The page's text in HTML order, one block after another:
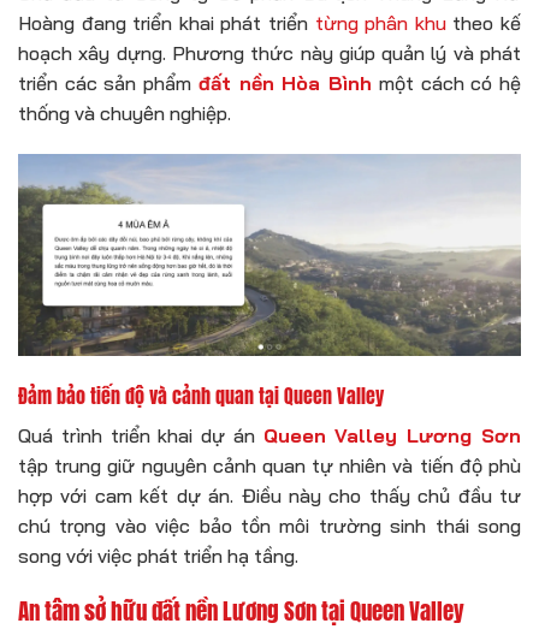
Hoàng đang triển khai phát triển từng phân khutheo kế
hoạch xây dựng. Phương thức này giúp quản lý và phát
triển các sản phẩm đất nền Hòa Bình một cách có hệ
thống và chuyên nghiệp.
Đảm bảo tiến độ và cảnh quan tại Queen Valley
Quá trình triển khai dự án Queen Valley Lương Sơn
tập trung giữ nguyên cảnh quan tự nhiên và tiến độ phù
hợp với cam kết dự án. Điều này cho thấy chủ đầu tư
chú trọng vào việc bảo tồn môi trường sinh thái song
song với việc phát triển hạ tầng.
An tâm sở hữu đất nền Lương Sơn tại Queen Valley